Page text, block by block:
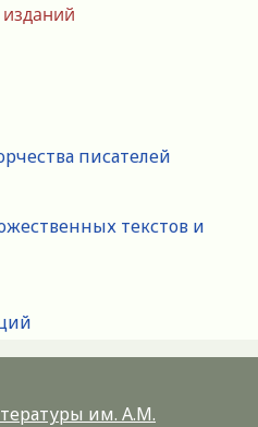
писателей
текстов и
им. А.М.